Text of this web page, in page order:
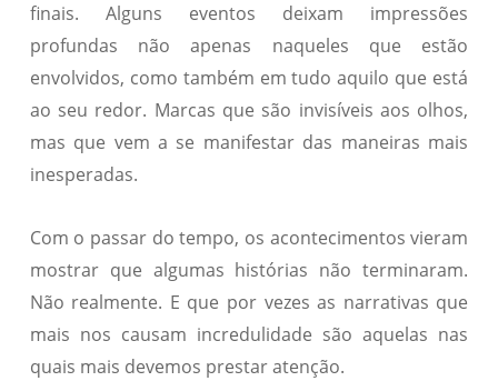
finais. Alguns eventos deixam impressões
profundas não apenas naqueles que estão
envolvidos, como também em tudo aquilo que está
ao seu redor. Marcas que são invisíveis aos olhos,
mas que vem a se manifestar das maneiras mais
inesperadas.
Com o passar do tempo, os acontecimentos vieram
mostrar que algumas histórias não terminaram.
Não realmente. E que por vezes as narrativas que
mais nos causam incredulidade são aquelas nas
quais mais devemos prestar atenção.